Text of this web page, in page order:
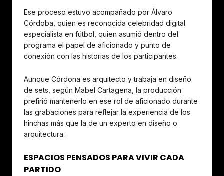
Ese proceso estuvo acompañado por Álvaro
Córdoba, quien es reconocida celebridad digital
especialista en fútbol, quien asumió dentro del
programa el papel de aficionado y punto de
conexión con las historias de los participantes.
Aunque Córdona es arquitecto y trabaja en diseño
de sets, según Mabel Cartagena, la producción
prefirió mantenerlo en ese rol de aficionado durante
las grabaciones para reflejar la experiencia de los
hinchas más que la de un experto en diseño o
arquitectura.
ESPACIOS PENSADOS PARA VIVIR CADA
PARTIDO